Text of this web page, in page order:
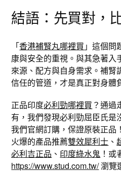
結語：先買對，
「香港補腎丸哪裡買 」這個問
康與安全的重視。與其急著入
來源、配方與自身需求。補腎
信任的管道，才是真正對身體
正品印度必利勁哪裡買 ？通過
有，我們發現必利勁屈臣氏是
我們官網訂購，保證原裝正品
火爆的產品推薦雙效犀利士 、
必利吉正品 、 印度綠水鬼 ！
https://www.stud.com.tw/瀏覽